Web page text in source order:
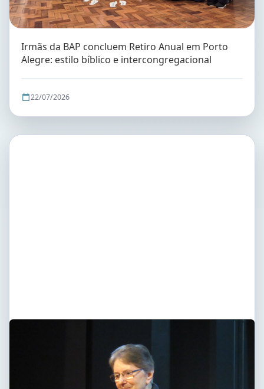
Irmãs da BAP concluem Retiro Anual em Porto
Alegre: estilo bíblico e intercongregacional
22/07/2026